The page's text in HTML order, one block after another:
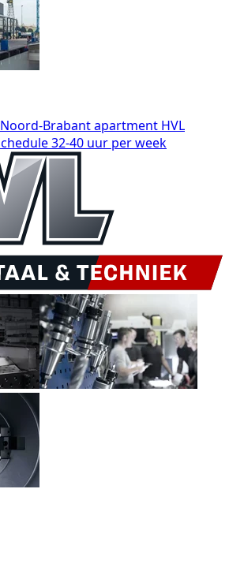
Brabantapartment HVL
32-40 uur per week